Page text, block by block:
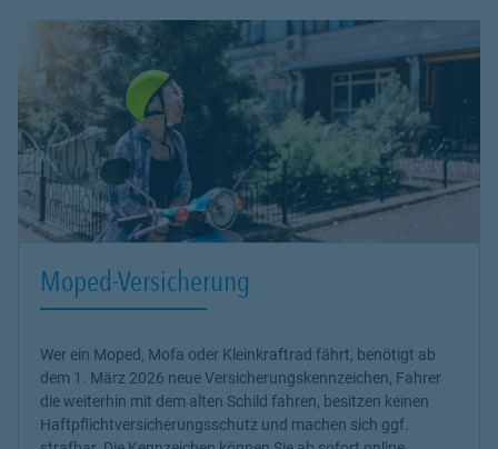
Moped-Versicherung
Wer ein Moped, Mofa oder Kleinkraftrad fährt, benötigt ab
dem 1. März 2026 neue Versicherungskennzeichen, Fahrer
die weiterhin mit dem alten Schild fahren, besitzen keinen
Haftpflichtversicherungsschutz und machen sich ggf.